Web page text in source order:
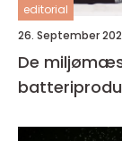
editorial
26. September
De